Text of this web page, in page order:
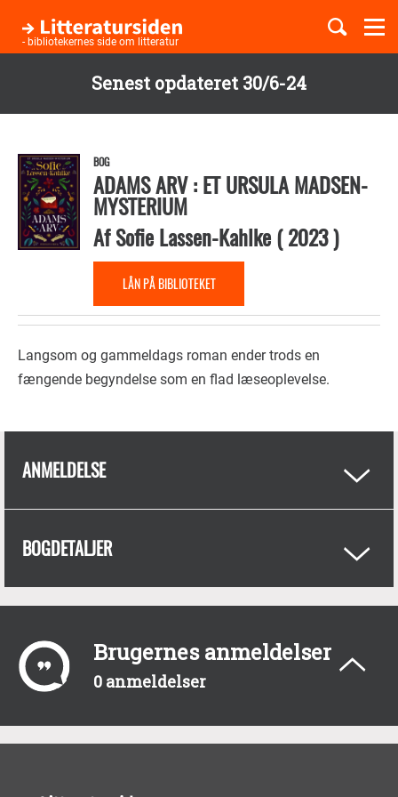
Senest opdateret 30/6-24
hovedindhold
- bibliotekernes side om litteratur
Børnebøger
Temaer
BOG
ADAMS ARV : ET URSULA MADSEN-
MYSTERIUM
AfSofie Lassen-Kahlke(2023)
LÅN PÅ BIBLIOTEKET
Langsom og gammeldags roman ender trods en
fængende begyndelse som en flad læseoplevelse.
ANMELDELSE
BOGDETALJER
Brugernes anmeldelser
0 anmeldelser